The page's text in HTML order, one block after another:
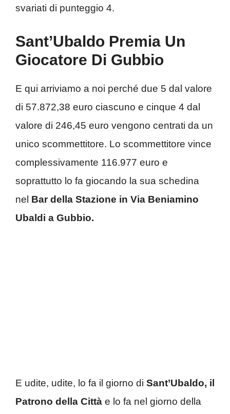
svariati di punteggio 4.
Sant’Ubaldo Premia Un
Giocatore Di Gubbio
E qui arriviamo a noi perché due 5 dal valore
di 57.872,38 euro ciascuno e cinque 4 dal
valore di 246,45 euro vengono centrati da un
unico scommettitore. Lo scommettitore vince
complessivamente 116.977 euro e
soprattutto lo fa giocando la sua schedina
nel Bar della Stazione in Via Beniamino
Ubaldi a Gubbio.
E udite, udite, lo fa il giorno di Sant’Ubaldo, il
Patrono della Città e lo fa nel giorno della